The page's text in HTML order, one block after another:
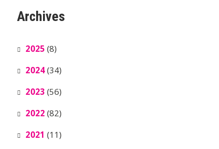
Archives
2025 (8)
2024(34)
2023 (56)
2022 (82)
2021 (11)